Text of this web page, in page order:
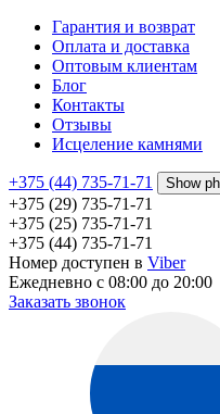
Гарантия и возврат
Оплата и доставка
Оптовым клиентам
Блог
Контакты
Отзывы
Исцеление камнями
+375 (44) 735-71-71 Show
+375 (29) 735-71-71
+375 (25) 735-71-71
+375 (44) 735-71-71
Номер доступен в Viber
Ежедневно с 08:00 до 20:00
Заказать звонок